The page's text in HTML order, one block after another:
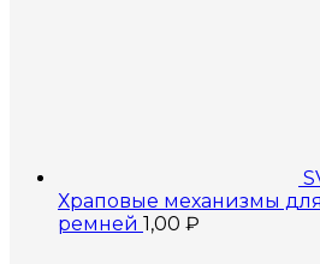
Храповые механизмы
ремней 1,00 ₽